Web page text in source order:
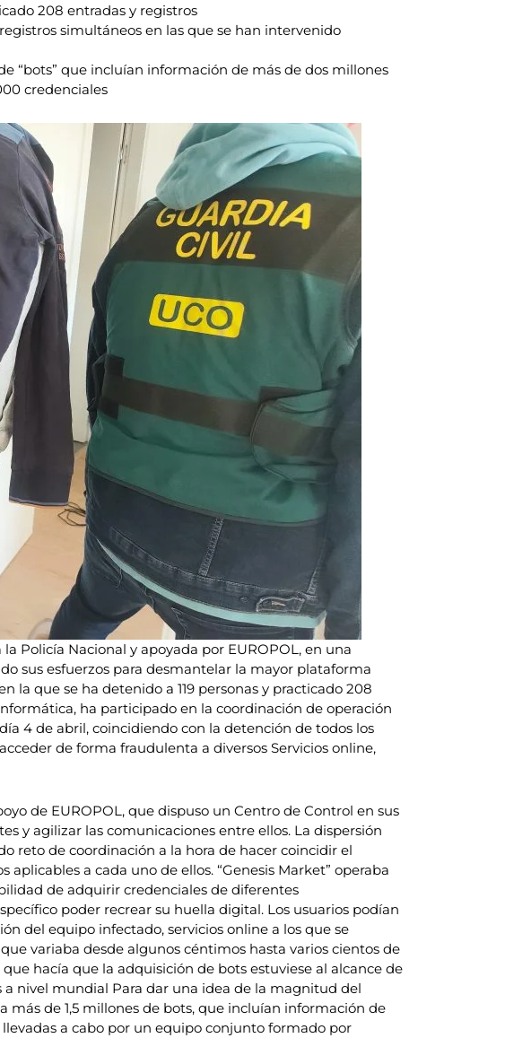
208 entradas y registros
simultáneos en las que se han intervenido
“bots” que incluían información de más de dos millones
credenciales
Policía Nacional y apoyada por EUROPOL, en una
sus esfuerzos para desmantelar la mayor plataforma
la que se ha detenido a 119 personas y practicado 208
ha participado en la coordinación de operación
4 de abril, coincidiendo con la detención de todos los
de forma fraudulenta a diversos Servicios online,
de EUROPOL, que dispuso un Centro de Control en sus
y agilizar las comunicaciones entre ellos. La dispersión
reto de coordinación a la hora de hacer coincidir el
a cada uno de ellos. “Genesis Market” operaba
de adquirir credenciales de diferentes
poder recrear su huella digital. Los usuarios podían
del equipo infectado, servicios online a los que se
variaba desde algunos céntimos hasta varios cientos de
hacía que la adquisición de bots estuviese al alcance de
nivel mundial Para dar una idea de la magnitud del
más de 1,5 millones de bots, que incluían información de
a cabo por un equipo conjunto formado por